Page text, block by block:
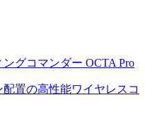
グコマンダー OCTA Pro
置の高性能ワイヤレスコ